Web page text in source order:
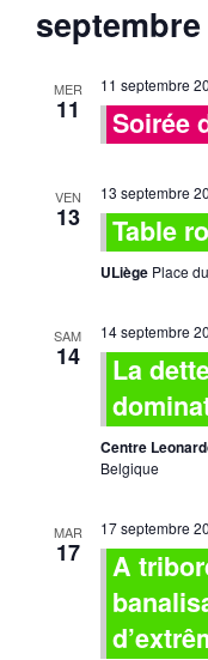
septembre
MER
11
11 septembre
Soirée
VEN
13
13 septembre
Table
ULiège Place
SAM
14
14 septembre
La
Centre
Belgique
MAR
17
17 septembre
A